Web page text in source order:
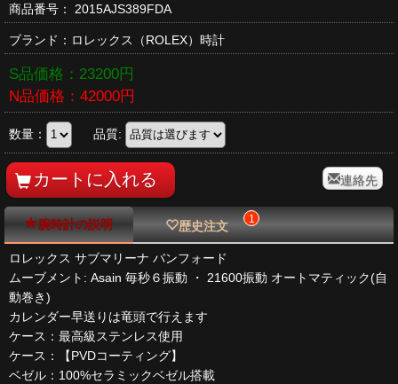
商品番号： 2015AJS389FDA
ブランド： ロレックス （ROLEX）時計
S品価格： 23200円
N品価格： 42000円
数量： 品質:
連絡先
腕時計の説明 歴史注文 1
ロレックス サブマリーナ バンフォード
ムーブメント: Asain 毎秒６振動 ・ 21600振動 オートマティック(自
動巻き)
カレンダー早送りは竜頭で行えます
ケース：最高級ステンレス使用
ケース：【PVDコーティング】
ベゼル：100%セラミックベゼル搭載